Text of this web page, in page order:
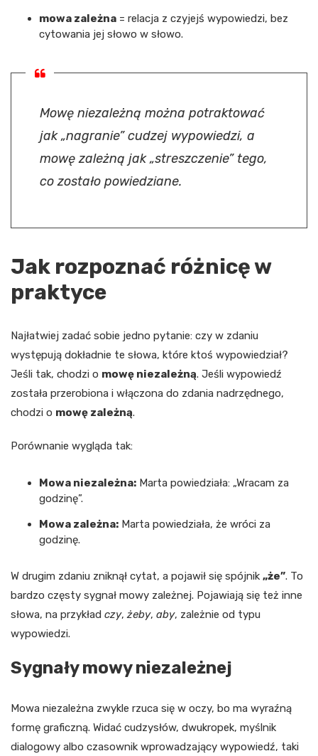
mowa zależna = relacja z czyjejś wypowiedzi, bez
cytowania jej słowo w słowo.
Mowę niezależną można potraktować
jak „nagranie” cudzej wypowiedzi, a
mowę zależną jak „streszczenie” tego,
co zostało powiedziane.
Jak rozpoznać różnicę w
praktyce
Najłatwiej zadać sobie jedno pytanie: czy w zdaniu
występują dokładnie te słowa, które ktoś wypowiedział?
Jeśli tak, chodzi o mowę niezależną. Jeśli wypowiedź
została przerobiona i włączona do zdania nadrzędnego,
chodzi o mowę zależną.
Porównanie wygląda tak:
Mowa niezależna: Marta powiedziała: „Wracam za
godzinę”.
Mowa zależna: Marta powiedziała, że wróci za
godzinę.
W drugim zdaniu zniknął cytat, a pojawił się spójnik „że”. To
bardzo częsty sygnał mowy zależnej. Pojawiają się też inne
słowa, na przykład czy,żeby, aby, zależnie od typu
wypowiedzi.
Sygnały mowy niezależnej
Mowa niezależna zwykle rzuca się w oczy, bo ma wyraźną
formę graficzną. Widać cudzysłów, dwukropek, myślnik
dialogowy albo czasownik wprowadzający wypowiedź, taki